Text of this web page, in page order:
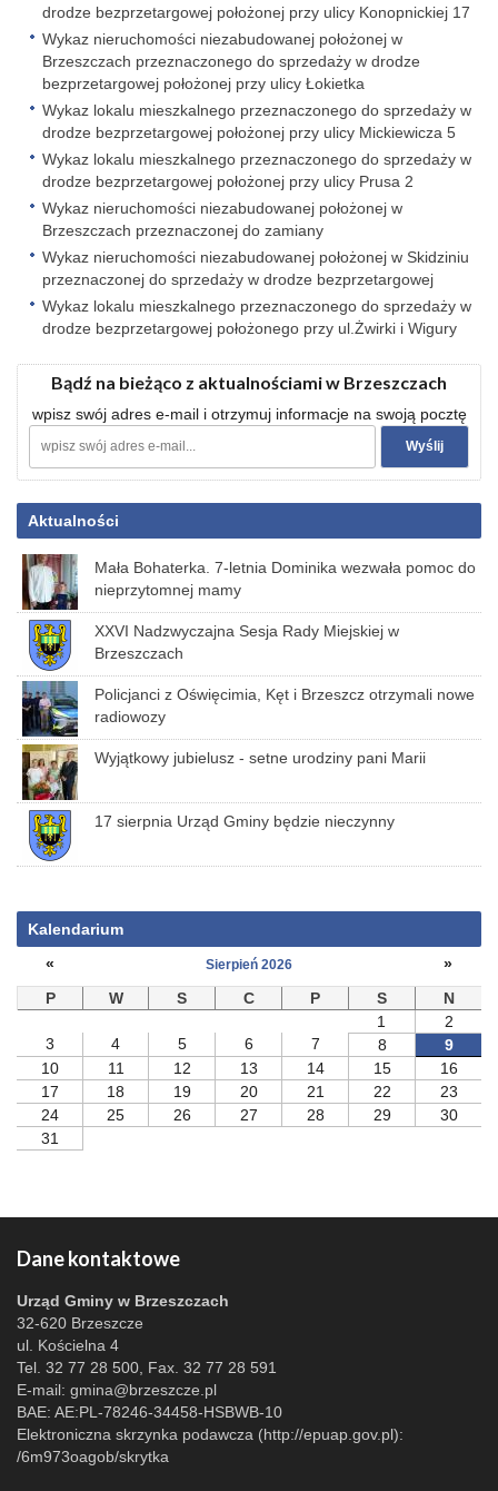
drodze bezprzetargowej położonej przy ulicy Konopnickiej 17
Wykaz nieruchomości niezabudowanej położonej w
Brzeszczach przeznaczonego do sprzedaży w drodze
bezprzetargowej położonej przy ulicy Łokietka
Wykaz lokalu mieszkalnego przeznaczonego do sprzedaży w
drodze bezprzetargowej położonej przy ulicy Mickiewicza 5
Wykaz lokalu mieszkalnego przeznaczonego do sprzedaży w
drodze bezprzetargowej położonej przy ulicy Prusa 2
Wykaz nieruchomości niezabudowanej położonej w
Brzeszczach przeznaczonej do zamiany
Wykaz nieruchomości niezabudowanej położonej w Skidziniu
przeznaczonej do sprzedaży w drodze bezprzetargowej
Wykaz lokalu mieszkalnego przeznaczonego do sprzedaży w
drodze bezprzetargowej położonego przy ul.Żwirki i Wigury
Bądź na bieżąco z aktualnościami w Brzeszczach
wpisz swój adres e-mail i otrzymuj informacje na swoją pocztę
Aktualności
Mała Bohaterka. 7-letnia Dominika wezwała pomoc do
nieprzytomnej mamy
XXVI Nadzwyczajna Sesja Rady Miejskiej w
Brzeszczach
Policjanci z Oświęcimia, Kęt i Brzeszcz otrzymali nowe
radiowozy
Wyjątkowy jubielusz - setne urodziny pani Marii
17 sierpnia Urząd Gminy będzie nieczynny
Kalendarium
«
Sierpień 2026
»
P
W S C P S
N
1
2
3
4 5 6 7 8
9
10
11 12 13 14 15
16
17
18 19 20 21 22
23
24
25 26 27 28 29
30
31
Dane kontaktowe
Urząd Gminy w Brzeszczach
32-620 Brzeszcze
ul. Kościelna 4
Tel. 32 77 28 500, Fax. 32 77 28 591
E-mail: gmina@brzeszcze.pl
BAE: AE:PL-78246-34458-HSBWB-10
Elektroniczna skrzynka podawcza (http://epuap.gov.pl):
/6m973oagob/skrytka